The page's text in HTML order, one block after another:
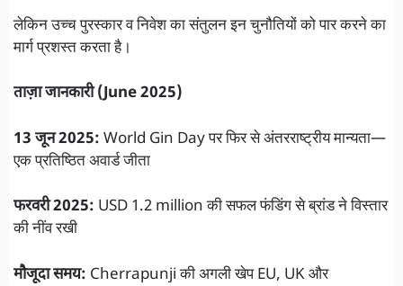
लेकिन उच्च पुरस्कार व निवेश का संतुलन इन चुनौतियों को पार करने का
मार्ग प्रशस्त करता है।
ताज़ा जानकारी (June 2025)
13 जून 2025: World Gin Day पर फिर से अंतरराष्ट्रीय मान्यता—
एक प्रतिष्ठित अवार्ड जीता
फरवरी 2025: USD 1.2 million की सफल फंडिंग से ब्रांड ने विस्तार
की नींव रखी
मौजूदा समय: Cherrapunji की अगली खेप EU, UK और